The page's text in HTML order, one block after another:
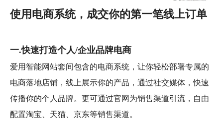
使用电商系统，成交你的第一笔线上订单
一.快速打造个人/企业品牌电商
爱用智能网站套间包含的电商系统，让你轻松部署专属的
电商落地店铺，线上展示你的产品，通过社交媒体，快速
传播你的个人品牌。更可通过官网为销售渠道引流，自由
配置淘宝、天猫、京东等销售渠道。